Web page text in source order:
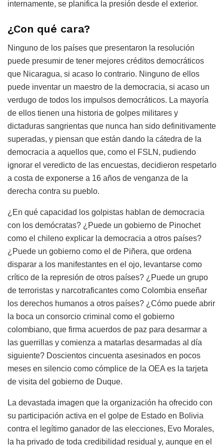
internamente, se planifica la presión desde el exterior.
¿Con qué cara?
Ninguno de los países que presentaron la resolución
puede presumir de tener mejores créditos democráticos
que Nicaragua, si acaso lo contrario. Ninguno de ellos
puede inventar un maestro de la democracia, si acaso un
verdugo de todos los impulsos democráticos. La mayoría
de ellos tienen una historia de golpes militares y
dictaduras sangrientas que nunca han sido definitivamente
superadas, y piensan que están dando la cátedra de la
democracia a aquellos que, como el FSLN, pudiendo
ignorar el veredicto de las encuestas, decidieron respetarlo
a costa de exponerse a 16 años de venganza de la
derecha contra su pueblo.
¿En qué capacidad los golpistas hablan de democracia
con los demócratas? ¿Puede un gobierno de Pinochet
como el chileno explicar la democracia a otros países?
¿Puede un gobierno como el de Piñera, que ordena
disparar a los manifestantes en el ojo, levantarse como
crítico de la represión de otros países? ¿Puede un grupo
de terroristas y narcotraficantes como Colombia enseñar
los derechos humanos a otros países? ¿Cómo puede abrir
la boca un consorcio criminal como el gobierno
colombiano, que firma acuerdos de paz para desarmar a
las guerrillas y comienza a matarlas desarmadas al día
siguiente? Doscientos cincuenta asesinados en pocos
meses en silencio como cómplice de la OEA es la tarjeta
de visita del gobierno de Duque.
La devastada imagen que la organización ha ofrecido con
su participación activa en el golpe de Estado en Bolivia
contra el legítimo ganador de las elecciones, Evo Morales,
la ha privado de toda credibilidad residual y, aunque en el